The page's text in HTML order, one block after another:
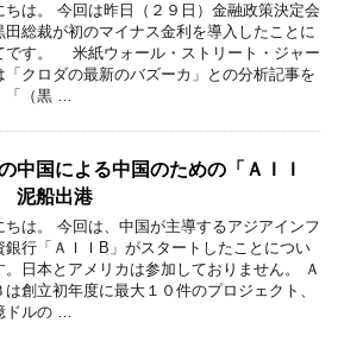
ちは。 今回は昨日（２９日）金融政策決定会
田総裁が初のマイナス金利を導入したことに
です。 米紙ウォール・ストリート・ジャー
「クロダの最新のバズーカ」との分析記事を
「（黒 …
中国による中国のための「ＡＩＩ
泥船出港
ちは。 今回は、中国が主導するアジアインフ
銀行「ＡＩＩB」がスタートしたことについ
。日本とアメリカは参加しておりません。 Ａ
は創立初年度に最大１０件のプロジェクト、
ドルの …